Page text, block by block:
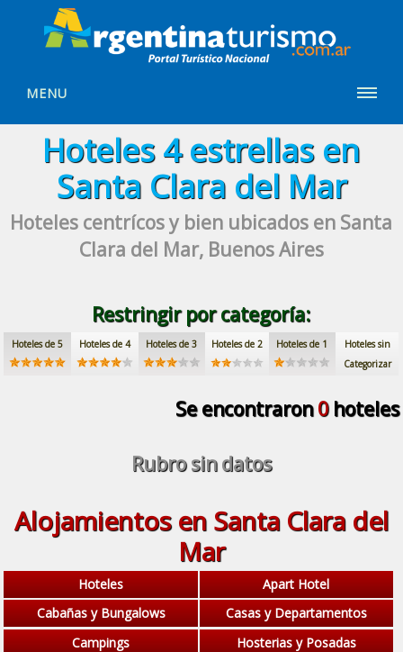
MENU
Hoteles4 estrellasen
Santa Clara del Mar
Hoteles centrícos y bien ubicados en Santa
Clara del Mar, Buenos Aires
Restringir por categoría:
Hoteles de 5 Hoteles de 4 Hoteles de 3 Hoteles de 2 Hoteles de 1
Hoteles sin
Categorizar
Se encontraron0hoteles
Rubro sin datos
Alojamientos en Santa Clara del
Mar
Hoteles
Apart Hotel
Cabañas y Bungalows
Casas y Departamentos
Campings
Hosterias y Posadas